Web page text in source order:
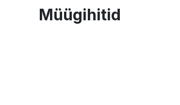
Müügihitid